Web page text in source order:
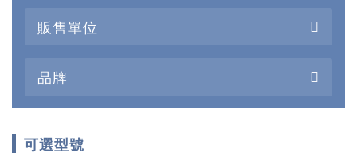
販售單位
品牌
可選型號